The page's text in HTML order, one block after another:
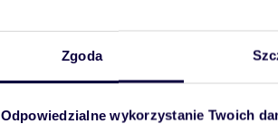
Zgoda
Odpowiedzialne wykorzystanie Twoich